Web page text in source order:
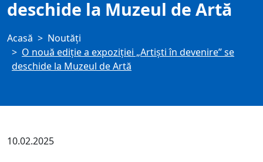
deschide la Muzeul de Artă
Acasă
Noutăți
O nouă ediție a expoziției „Artiști în devenire” se
deschide la Muzeul de Artă
10.02.2025